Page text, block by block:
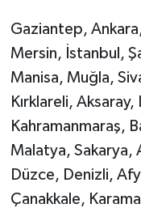
Gaziantep,
Mersin, İstanbul,
Manisa, Muğla,
Kırklareli,
Kahramanmaraş,
Malatya, Sakarya,
Düzce, Denizli,
Çanakkale,